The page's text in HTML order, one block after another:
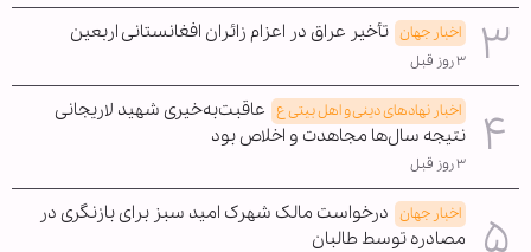
اخبار جهان تأخیر عراق در اعزام زائران افغانستانی اربعین
۳ روز قبل
اخبار نهادهای دینی و اهل بیتی ع عاقبت‌به‌خیری شهید لاریجانی
نتیجه سال‌ها مجاهدت و اخلاص بود
۳ روز قبل
اخبار جهان درخواست مالک شهرک امید سبز برای بازنگری در
مصادره توسط طالبان